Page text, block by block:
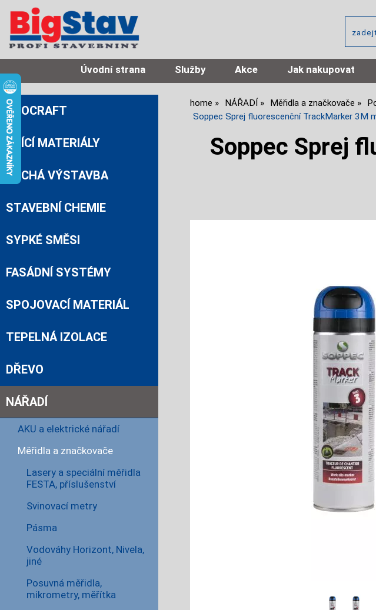
Úvodní strana Služby Akce Jak nakupovat
home NÁŘADÍ Měřidla a značkovače
Soppec Sprej fluorescenční TrackMarker 3M
Soppec Sprej
PROCRAFT
ZDÍCÍ MATERIÁLY
SUCHÁ VÝSTAVBA
STAVEBNÍ CHEMIE
SYPKÉ SMĚSI
FASÁDNÍ SYSTÉMY
SPOJOVACÍ MATERIÁL
TEPELNÁ IZOLACE
DŘEVO
NÁŘADÍ
AKU a elektrické nářadí
Měřidla a značkovače
Lasery a speciální měřidla
FESTA, příslušenství
Svinovací metry
Pásma
Vodováhy Horizont, Nivela,
jiné
Posuvná měřidla,
mikrometry, měřítka